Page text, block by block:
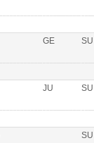
GE
JU